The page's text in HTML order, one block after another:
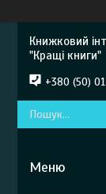
Книжковий
"Кращі книги"
+380 (50)